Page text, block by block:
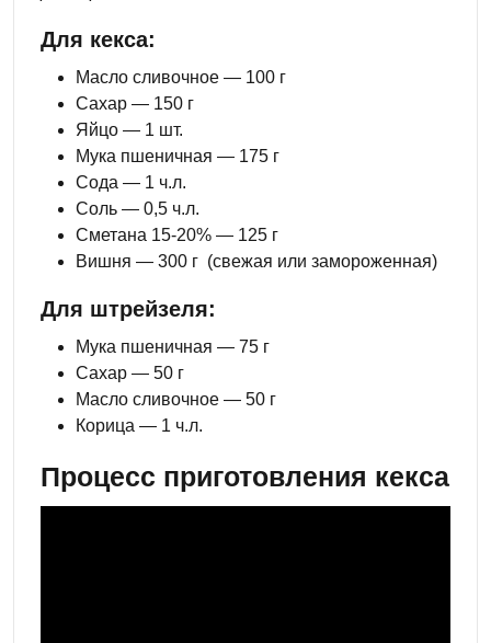
Для кекса:
Масло сливочное — 100 г
Сахар — 150 г
Яйцо — 1 шт.
Мука пшеничная — 175 г
Сода — 1 ч.л.
Соль — 0,5 ч.л.
Сметана 15-20% — 125 г
Вишня — 300 г (свежая или замороженная)
Для штрейзеля:
Мука пшеничная — 75 г
Сахар — 50 г
Масло сливочное — 50 г
Корица — 1 ч.л.
Процесс приготовления кекса